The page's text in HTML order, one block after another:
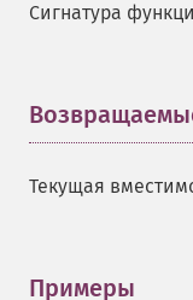
Сигнатура
Текущая
Примеры